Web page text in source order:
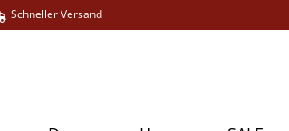
Schneller Versand